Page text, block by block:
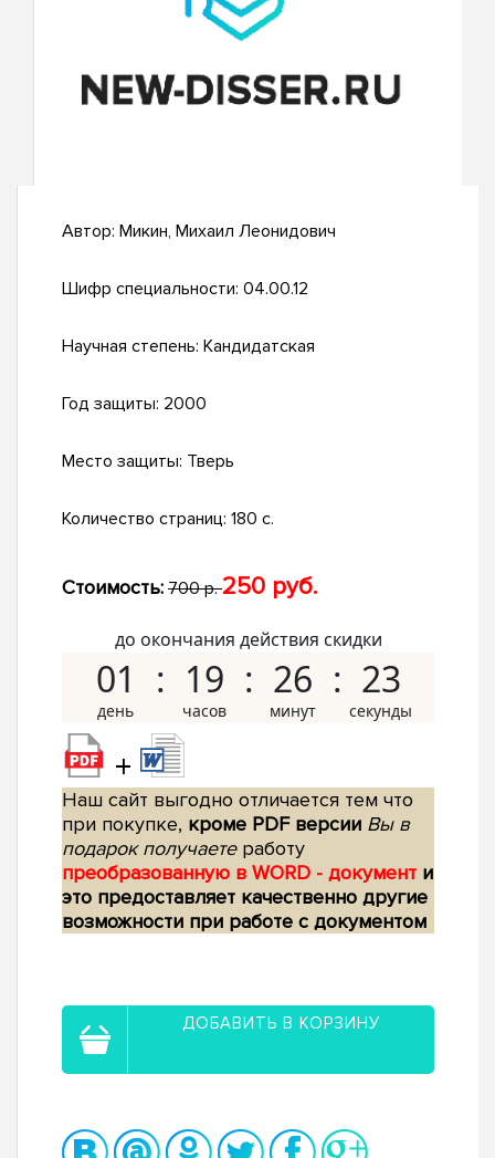
Автор: Микин, Михаил Леонидович
Шифр специальности: 04.00.12
Научная степень: Кандидатская
Год защиты: 2000
Место защиты: Тверь
Количество страниц: 180 с.
Стоимость: 700 р.250 руб.
до окончания действия скидки
01 19 26 22
+
Наш сайт выгодно отличается тем что
при покупке, кроме PDF версии Вы в
подарок получаетеработу
преобразованную в WORD - документ и
это предоставляет качественно другие
возможности при работе с документом
ДОБАВИТЬ В КОРЗИНУ